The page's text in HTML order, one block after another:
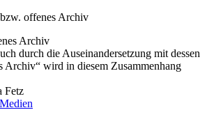
Archiv
durch die Auseinandersetzung mit dessen
Archiv“ wird in diesem Zusammenhang
Fetz
Medien